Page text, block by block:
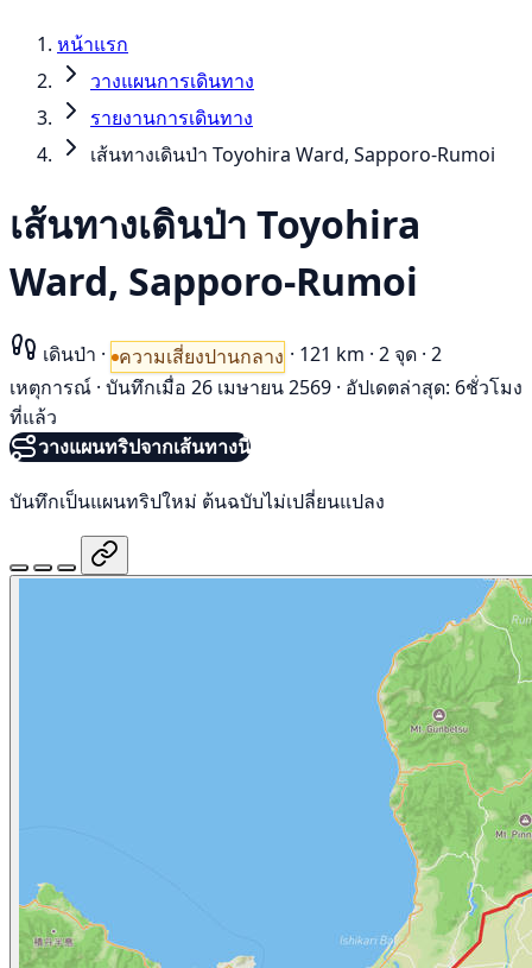
หน้าแรก
วางแผนการเดินทาง
รายงานการเดินทาง
เส้นทางเดินป่า Toyohira Ward, Sapporo-Rumoi
เส้นทางเดินป่า Toyohira
Ward, Sapporo-Rumoi
เดินป่า · ความเสี่ยงปานกลาง · 121 km · 2 จุด · 2
เหตุการณ์ · บันทึกเมื่อ 26 เมษายน 2569 · อัปเดตล่าสุด: 6ชั่วโมง
ที่แล้ว
วางแผนทริปจากเส้นทางนี้
บันทึกเป็นแผนทริปใหม่ ต้นฉบับไม่เปลี่ยนแปลง